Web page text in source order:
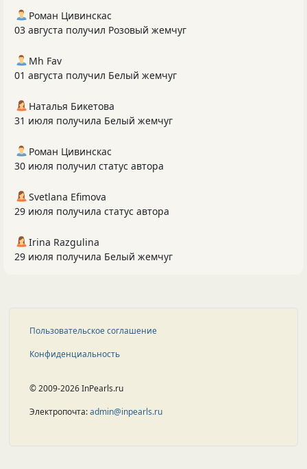
Роман Цивинскас
03 августа получил Розовый жемчуг
Mh Fav
01 августа получил Белый жемчуг
Наталья Бикетова
31 июля получила Белый жемчуг
Роман Цивинскас
30 июля получил статус автора
Svetlana Efimova
29 июля получила статус автора
Irina Razgulina
29 июля получила Белый жемчуг
Пользовательское соглашение
Конфиденциальность
© 2009-2026 InPearls.ru
Электропочта:admin@inpearls.ru